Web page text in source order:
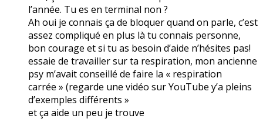
l’année. Tu es en terminal non ?
Ah oui je connais ça de bloquer quand on parle, c’est
assez compliqué en plus là tu connais personne,
bon courage et si tu as besoin d’aide n’hésites pas!
essaie de travailler sur ta respiration, mon ancienne
psy m’avait conseillé de faire la « respiration
carrée » (regarde une vidéo sur YouTube y’a pleins
d’exemples différents »
et ça aide un peu je trouve